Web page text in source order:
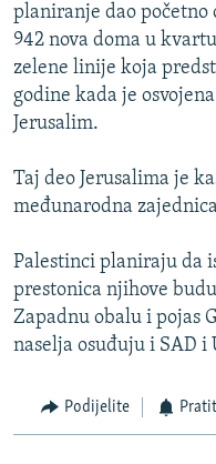
TRI DECENIJE OD RATA U BIH
SVE KARTE DEJTONA
NASTANAK I RASPAD
planiranje dao početno
942 nova doma u
zelene linije koja
godine kada je
Jerusalim.
Taj deo Jerusalima je
međunarodna
Palestinci planiraju da
prestonica njihove
Zapadnu obalu i pojas
naselja osuđuju i SAD i
Podijelite